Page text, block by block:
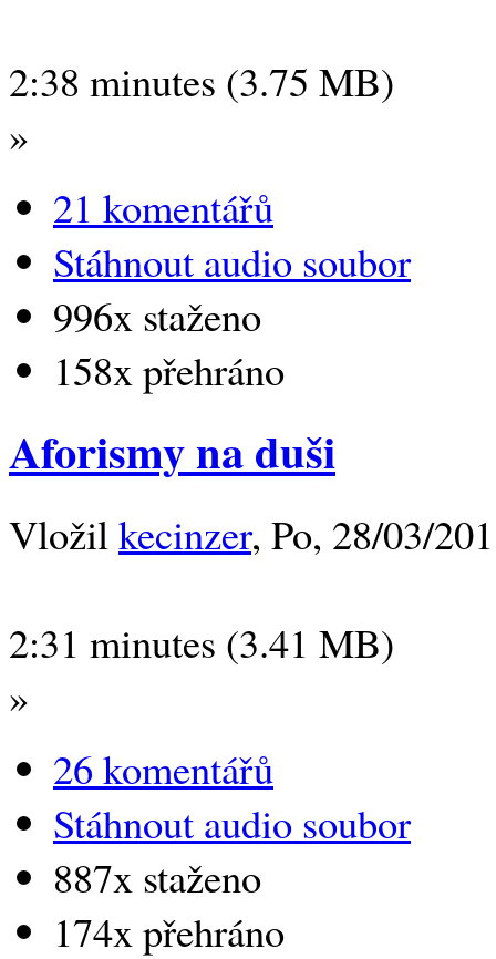
2:38 minutes (3.75 MB)
»
21 komentářů
Stáhnout audio soubor
996x staženo
158x přehráno
Aforismy na duši
Vložil kecinzer, Po, 28/03/
2:31 minutes (3.41 MB)
»
26 komentářů
Stáhnout audio soubor
887x staženo
174x přehráno